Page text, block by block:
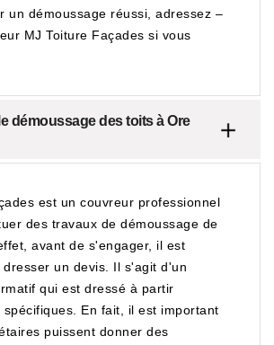
un démoussage réussi, adressez –
MJ Toiture Façades si vous
démoussage des toits à Ore
est un couvreur professionnel
des travaux de démoussage de
avant de s'engager, il est
dresser un devis. Il s'agit d'un
qui est dressé à partir
En fait, il est important
puissent donner des